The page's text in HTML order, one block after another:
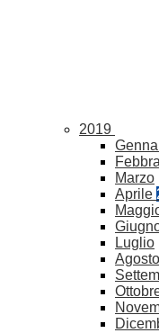
2019
Marzo
Aprile
Luglio
Agosto